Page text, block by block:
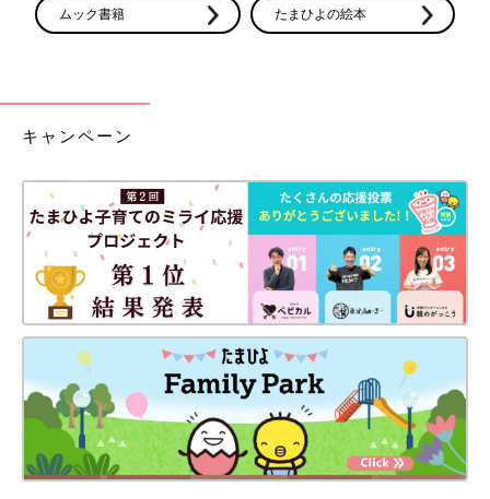
ムック書籍 たまひよの絵本
キャンペーン